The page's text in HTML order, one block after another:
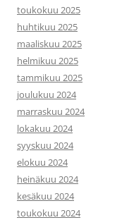
toukokuu 2025
huhtikuu 2025
maaliskuu 2025
helmikuu 2025
tammikuu 2025
joulukuu 2024
marraskuu 2024
lokakuu 2024
syyskuu 2024
elokuu 2024
heinäkuu 2024
kesäkuu 2024
toukokuu 2024